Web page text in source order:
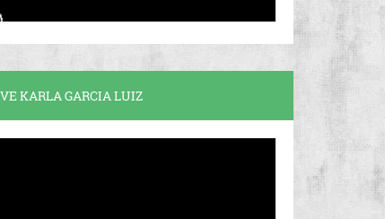
KARLA GARCIA LUIZ